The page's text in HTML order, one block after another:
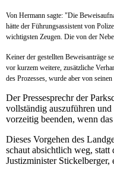
Von Hermann sagte: "Die
hätte der Führungsassistent von
wichtigsten Zeugen. Die von der
Keiner der gestellten Beweisanträge
vor kurzem weitere, zusätzliche
des Prozesses, wurde aber von
Der Pressesprechr der
vollständig auszuführen
vorzeitig beenden, wenn
Dieses Vorgehen des
schaut absichtlich weg,
Justizminister